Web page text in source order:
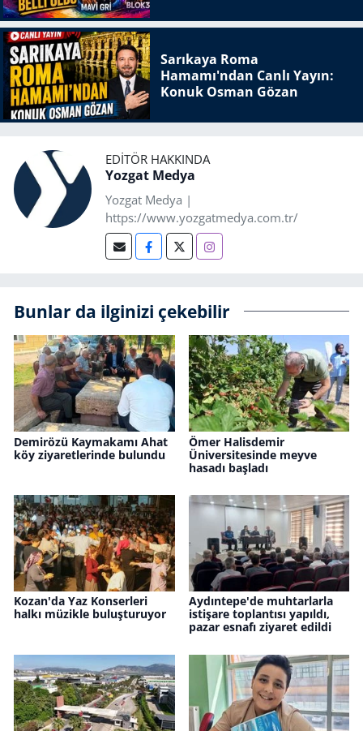
Sarıkaya Roma
Hamamı'ndan Canlı Yayın:
Konuk Osman Gözan
EDITÖR HAKKINDA
Yozgat Medya
Yozgat Medya |
https://www.yozgatmedya.com.tr/
Bunlar da ilginizi çekebilir
Demirözü Kaymakamı Ahat
köy ziyaretlerinde bulundu
Ömer Halisdemir
Üniversitesinde meyve
hasadı başladı
Kozan'da Yaz Konserleri
halkı müzikle buluşturuyor
Aydıntepe'de muhtarlarla
istişare toplantısı yapıldı,
pazar esnafı ziyaret edildi